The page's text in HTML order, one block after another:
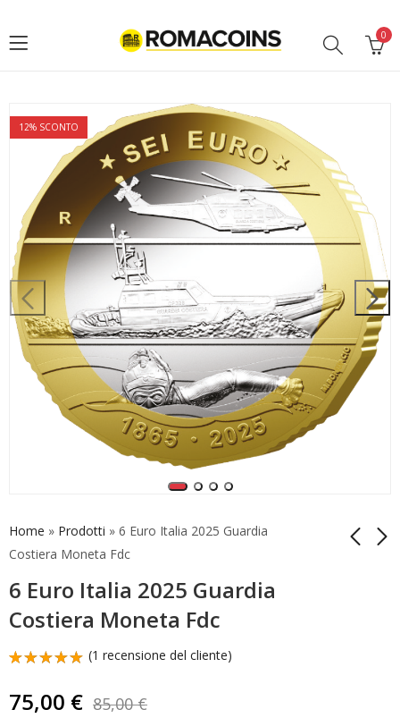
0
12% SCONTO
Home » Prodotti » 6 Euro Italia 2025 Guardia
Costiera Moneta Fdc
6 Euro Italia 2025 Guardia
Costiera Moneta Fdc
6 Euro Italia 2025 Sci
25 Centesimi Italia
5.00 su 5
su base
(1 recensione del cliente)
75,00 € 85,00€